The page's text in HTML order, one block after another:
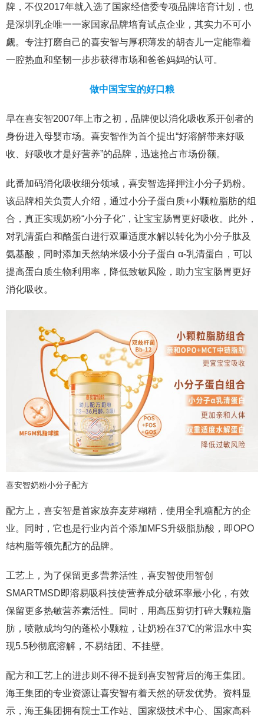
牌，不仅2017年就入选了国家经信委专项品牌培育计划，也
是深圳乳企唯一一家国家品牌培育试点企业，其实力不可小
觑。专注打磨自己的喜安智与厚积薄发的胡杏儿一定能靠着
一腔热血和坚韧一步步获得市场和爸爸妈妈的认可。
做中国宝宝的好口粮
早在喜安智2007年上市之初，品牌便以消化吸收系开创者的
身份进入母婴市场。喜安智作为首个提出“好溶解带来好吸
收、好吸收才是好营养”的品牌，迅速抢占市场份额。
此番加码消化吸收细分领域，喜安智选择押注小分子奶粉。
该品牌相关负责人介绍，通过小分子蛋白质+小颗粒脂肪的组
合，真正实现奶粉“小分子化”，让宝宝肠胃更好吸收。此外，
对乳清蛋白和酪蛋白进行双重适度水解以转化为小分子肽及
氨基酸，同时添加天然纳米级小分子蛋白 α-乳清蛋白，可以
提高蛋白质生物利用率，降低致敏风险，助力宝宝肠胃更好
消化吸收。
喜安智奶粉小分子配方
配方上，喜安智是首家放弃麦芽糊精，使用全乳糖配方的企
业。同时，它也是行业内首个添加MFS升级脂肪酸，即OPO
结构脂等领先配方的品牌。
工艺上，为了保留更多营养活性，喜安智使用智创
SMARTMSD即溶易吸科技使营养成分破坏率最小化，有效
保留更多热敏营养素活性。同时，用高压剪切打碎大颗粒脂
肪，喷散成均匀的蓬松小颗粒，让奶粉在37℃的常温水中实
现5.5秒彻底溶解，不易结团、不挂壁。
配方和工艺上的进步则不得不提到喜安智背后的海王集团。
海王集团的专业资源让喜安智有着天然的研发优势。资料显
示，海王集团拥有院士工作站、国家级技术中心、国家高科